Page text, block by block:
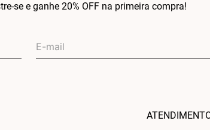
se e ganhe 20% OFF na primeira compra!